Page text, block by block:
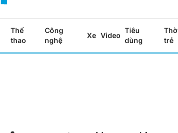
Thể
thao
Công
nghệ
Xe Video
Tiêu
dùng
trẻ